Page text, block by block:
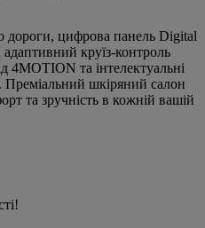
дороги, цифрова панель Digital
адаптивний круїз-контроль
4MOTION та інтелектуальні
Преміальний шкіряний салон
та зручність в кожній вашій